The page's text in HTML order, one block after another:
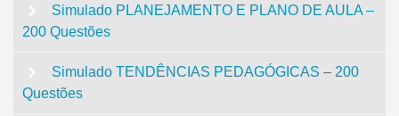
Simulado PLANEJAMENTO E PLANO DE AULA –
200 Questões
Simulado TENDÊNCIAS PEDAGÓGICAS – 200
Questões